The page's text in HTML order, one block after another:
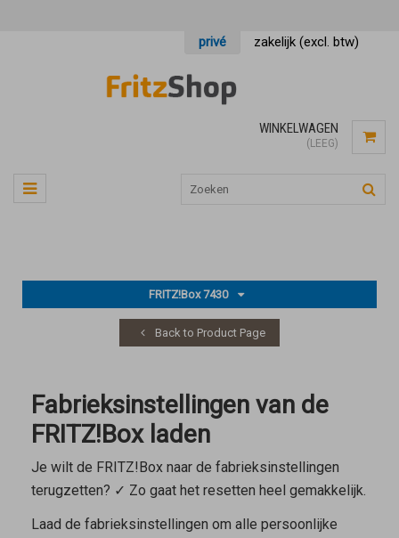
privé zakelijk (excl. btw)
WINKELWAGEN
(LEEG)
FRITZ!Box 7430
Back to Product Page
Fabrieksinstellingen van de
FRITZ!Box laden
Je wilt de FRITZ!Box naar de fabrieksinstellingen
terugzetten? ✓ Zo gaat het resetten heel gemakkelijk.
Laad de fabrieksinstellingen om alle persoonlijke